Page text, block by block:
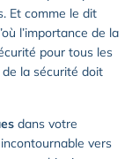
Et comme le dit
l’importance de la
pour tous les
la sécurité doit
dans votre
vers